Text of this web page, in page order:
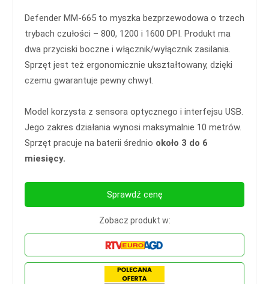
Defender MM-665 to myszka bezprzewodowa o trzech
trybach czułości – 800, 1200 i 1600 DPI. Produkt ma
dwa przyciski boczne i włącznik/wyłącznik zasilania.
Sprzęt jest też ergonomicznie ukształtowany, dzięki
czemu gwarantuje pewny chwyt.
Model korzysta z sensora optycznego i interfejsu USB.
Jego zakres działania wynosi maksymalnie 10 metrów.
Sprzęt pracuje na baterii średnio około 3 do 6
miesięcy.
Sprawdź cenę
Zobacz produkt w: